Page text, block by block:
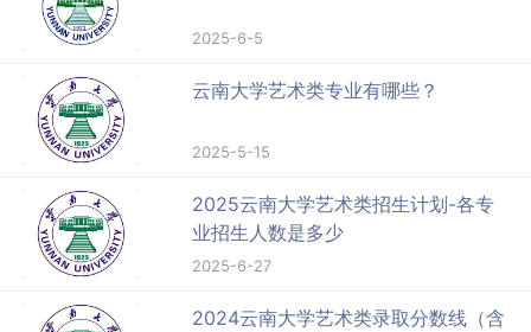
2025-6-5
云南大学艺术类专业有哪些？
2025-5-15
2025云南大学艺术类招生计划-各专
业招生人数是多少
2025-6-27
2024云南大学艺术类录取分数线（含